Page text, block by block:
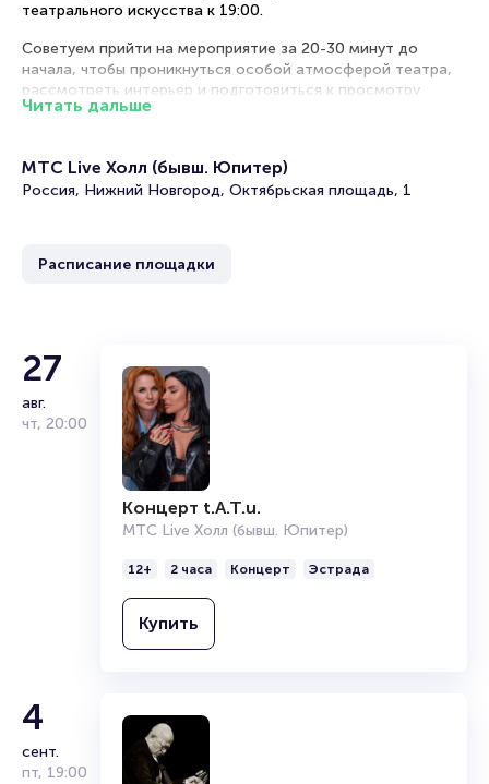
театрального искусства к 19:00.
Советуем прийти на мероприятие за 20-30 минут до
начала, чтобы проникнуться особой атмосферой театра,
рассмотреть интерьер и подготовиться к просмотру
комедийной постановки.
Партер — превосходный обзор, идеальная позиция для
Бельэтаж — оптимальное соотношение стоимости и
VIP-ложи — премиальный уровень комфорта с приватной
обстановкой и великолепным обзором всей сцены
{name} {city-in}: бронирование билетов
Точную стоимость каждого места можно узнать,
воспользовавшись интерактивной схемой зала.
Оформление электронного билета на сайте займет
удобные места разбирают в первую очередь! Гарантируем
вечер, наполненный смехом и позитивными эмоциями! Для
заказа по телефону набирайте {phone}.
Подробнее о том, как вернуть, сдать или продать билет
читайте в разделах:
Читать дальше
МТС Live Холл (бывш. Юпитер)
Россия, Нижний Новгород, Октябрьская площадь, 1
Расписание площадки
27
авг.
чт, 20:00
Концерт t.A.T.u.
МТС Live Холл (бывш. Юпитер)
12+ 2 часа Концерт Эстрада
Купить
4
сент.
пт, 19:00